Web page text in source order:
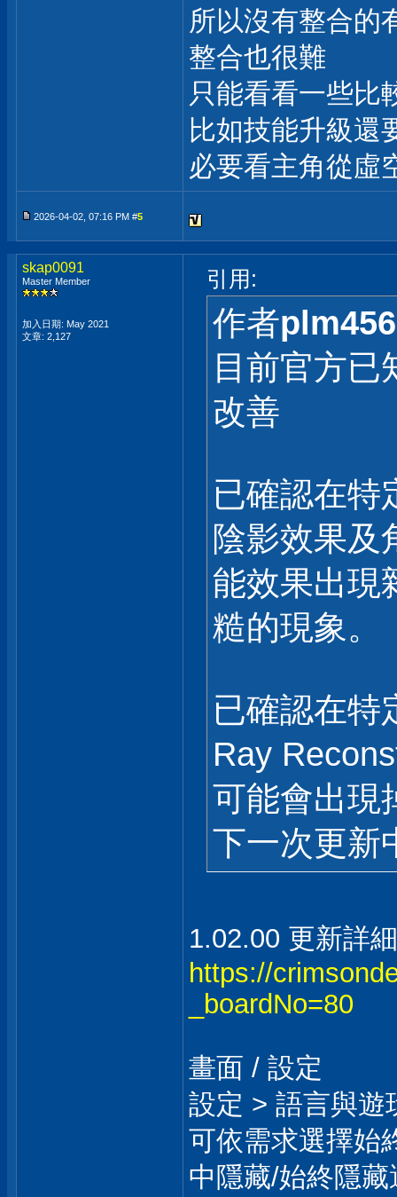
所以沒有整合的
整合也很難
只能看看一些比
比如技能升級還
必要看主角從虛
2026-04-02, 07:16 PM #5
skap0091
Master Member
加入日期: May 2021
文章: 2,127
引用:
作者plm456
目前官方已
改善
已確認在特
陰影效果及
能效果出現
糙的現象。
已確認在特
Ray
可能會出現
下一次更新
1.02.00 更新詳
https://
_boardNo=80
畫面 / 設定
設定 > 語言與遊
可依需求選擇始
中隱藏/始終隱藏